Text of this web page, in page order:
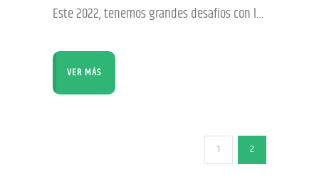
Este 2022, tenemos grandes desafíos con la #electromovilidad.– Consolidar nuestra presencia en Bolivia, Peru, Paraguay, El Salvador y México.– Consolidar la primera fábrica de baterías
VER MÁS
1 2